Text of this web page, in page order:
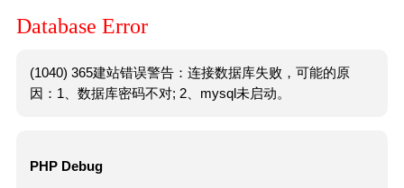
Database Error
(1040) 365建站错误警告：连接数据库失败，可能的原
因：1、数据库密码不对; 2、mysql未启动。
PHP Debug